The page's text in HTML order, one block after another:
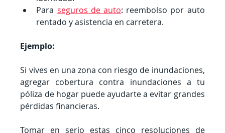
Para seguros de auto: reembolso por auto
rentado y asistencia en carretera.
Ejemplo:
Si vives en una zona con riesgo de inundaciones,
agregar cobertura contra inundaciones a tu
póliza de hogar puede ayudarte a evitar grandes
pérdidas financieras.
Tomar en serio estas cinco resoluciones de